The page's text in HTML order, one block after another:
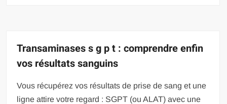
Transaminases s g p t : comprendre enfin
vos résultats sanguins
Vous récupérez vos résultats de prise de sang et une
ligne attire votre regard : SGPT (ou ALAT) avec une